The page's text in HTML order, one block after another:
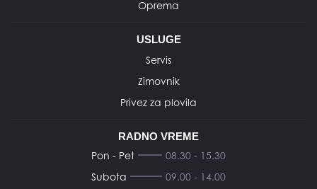
Oprema
USLUGE
Servis
Zimovnik
Privez za plovila
RADNO VREME
Pon - Pet
08.30 - 15.30
Subota
09.00 - 14.00